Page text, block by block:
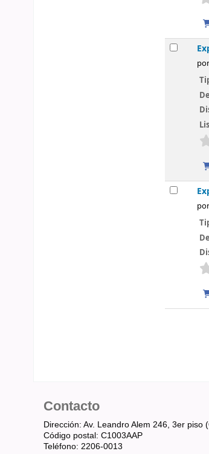
Contacto
Dirección: Av. Leandro Alem 246, 3er piso
Código postal: C1003AAP
Teléfono: 2206-0013